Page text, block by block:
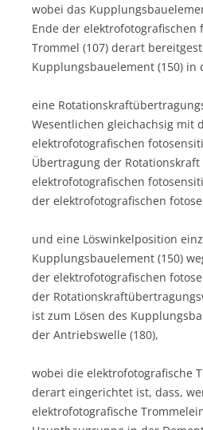
wobei das
Ende der elektrofotografischen
Trommel (107) derart
Kupplungsbauelement (150) in
eine
Wesentlichen gleichachsig mit
elektrofotografischen
Übertragung der
elektrofotografischen
der elektrofotografischen
und eine Löswinkelposition
Kupplungsbauelement (150)
der elektrofotografischen
der
ist zum Lösen des
der Antriebswelle (180),
wobei die elektrofotografische
derart eingerichtet ist, dass,
elektrofotografische